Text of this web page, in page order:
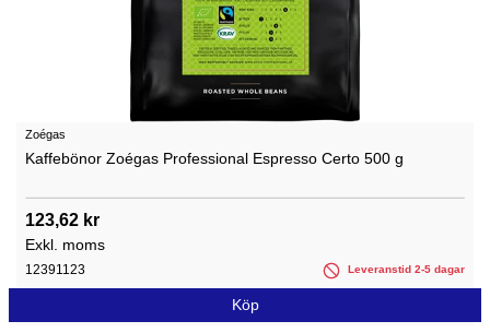
Zoégas
Kaffebönor Zoégas Professional Espresso Certo 500 g
123,62 kr
Exkl. moms
12391123 Leveranstid 2-5 dagar
Köp